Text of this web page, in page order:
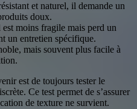
et naturel, il demande un
doux.
moins fragile mais perd un
un entretien spécifique.
mais souvent plus facile à
est de toujours tester le
Ce test permet de s’assurer
de texture ne survient.